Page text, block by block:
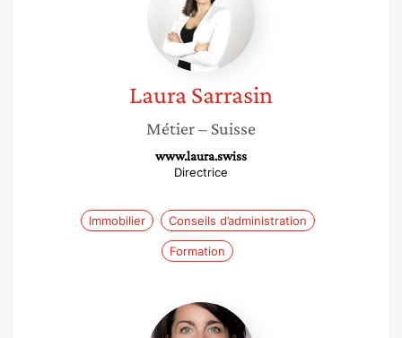
LauraSarrasin
Métier– Suisse
www.laura.swiss
Directrice
Immobilier Conseils d’administration
Formation
Monica
Marinucci